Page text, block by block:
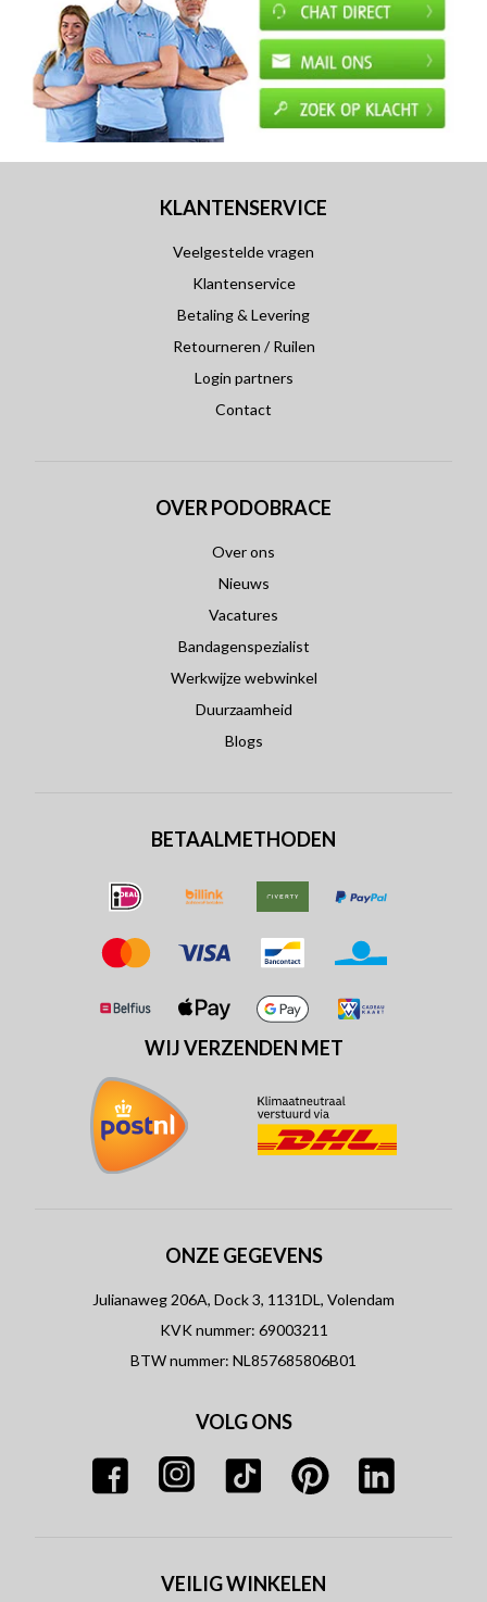
KLANTENSERVICE
Veelgestelde vragen
Klantenservice
Betaling & Levering
Retourneren / Ruilen
Login partners
Contact
OVER PODOBRACE
Over ons
Nieuws
Vacatures
Bandagenspezialist
Werkwijze webwinkel
Duurzaamheid
Blogs
BETAALMETHODEN
WIJ VERZENDEN MET
ONZE GEGEVENS
Julianaweg 206A, Dock 3, 1131DL, Volendam
KVK nummer: 69003211
BTW nummer: NL857685806B01
VOLG ONS
VEILIG WINKELEN